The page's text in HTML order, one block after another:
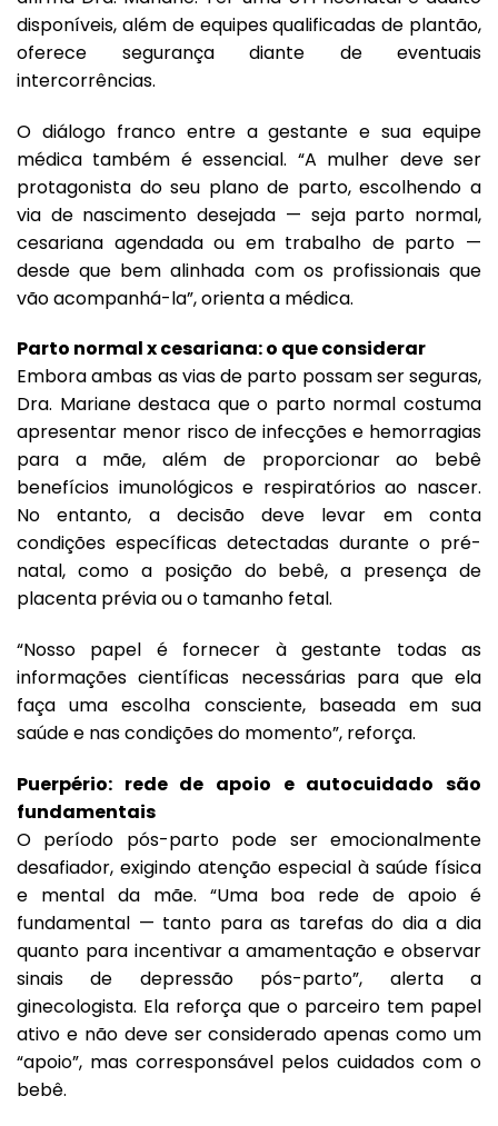
disponíveis, além de equipes qualificadas de plantão,
oferece segurança diante de eventuais
intercorrências.
O diálogo franco entre a gestante e sua equipe
médica também é essencial. “A mulher deve ser
protagonista do seu plano de parto, escolhendo a
via de nascimento desejada — seja parto normal,
cesariana agendada ou em trabalho de parto —
desde que bem alinhada com os profissionais que
vão acompanhá-la”, orienta a médica.
Parto normal x cesariana: o que considerar
Embora ambas as vias de parto possam ser seguras,
Dra. Mariane destaca que o parto normal costuma
apresentar menor risco de infecções e hemorragias
para a mãe, além de proporcionar ao bebê
benefícios imunológicos e respiratórios ao nascer.
No entanto, a decisão deve levar em conta
condições específicas detectadas durante o pré-
natal, como a posição do bebê, a presença de
placenta prévia ou o tamanho fetal.
“Nosso papel é fornecer à gestante todas as
informações científicas necessárias para que ela
faça uma escolha consciente, baseada em sua
saúde e nas condições do momento”, reforça.
Puerpério: rede de apoio e autocuidado são
fundamentais
O período pós-parto pode ser emocionalmente
desafiador, exigindo atenção especial à saúde física
e mental da mãe. “Uma boa rede de apoio é
fundamental — tanto para as tarefas do dia a dia
quanto para incentivar a amamentação e observar
sinais de depressão pós-parto”, alerta a
ginecologista. Ela reforça que o parceiro tem papel
ativo e não deve ser considerado apenas como um
“apoio”, mas corresponsável pelos cuidados com o
bebê.